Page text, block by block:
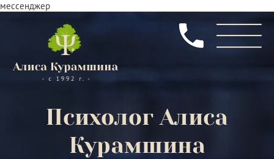
мессенджер
ПсихологАлиса
Курамшина